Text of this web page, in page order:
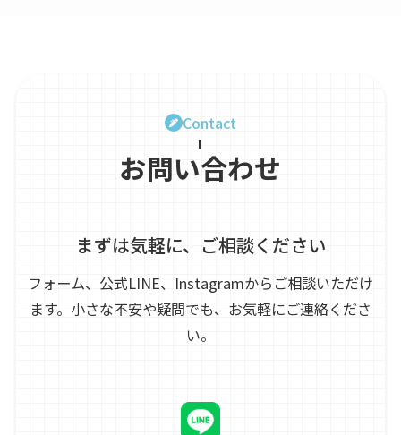
Contact
お問い合わせ
まずは気軽に、ご相談ください
フォーム、公式LINE、Instagramからご相談いただけ
ます。 小さな不安や疑問でも、お気軽にご連絡くださ
い。